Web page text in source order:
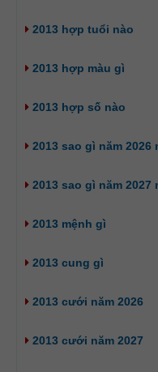
2013 hợp tuổi nào
2013 hợp màu gì
2013 hợp số nào
2013 sao gì năm 2026
2013 sao gì năm 2027
2013 mệnh gì
2013 cung gì
2013 cưới năm 2026
2013 cưới năm 2027